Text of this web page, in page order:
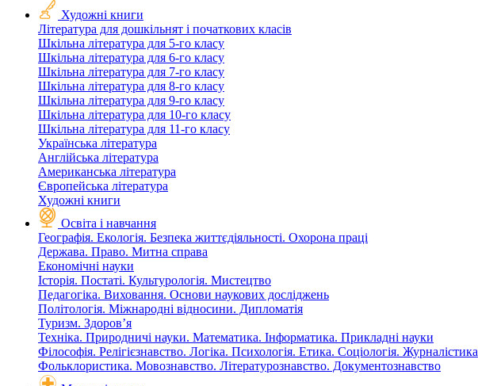
Художні книги
Література для дошкільнят і початкових класів
Шкільна література для 5-го класу
Шкільна література для 6-го класу
Шкільна література для 7-го класу
Шкільна література для 8-го класу
Шкільна література для 9-го класу
Шкільна література для 10-го класу
Шкільна література для 11-го класу
Українська література
Англійська література
Американська література
Європейська література
Художні книги
Освіта і навчання
Географія. Екологія. Безпека життєдіяльності. Охорона праці
Держава. Право. Митна справа
Економічні науки
Історія. Постаті. Культурологія. Мистецтво
Педагогіка. Виховання. Основи наукових досліджень
Політологія. Міжнародні відносини. Дипломатія
Туризм. Здоров’я
Техніка. Природничі науки. Математика. Інформатика. Прикладні науки
Філософія. Релігієзнавство. Логіка. Психологія. Етика. Соціологія. Журналістика
Фольклористика. Мовознавство. Літературознавство. Документознавство